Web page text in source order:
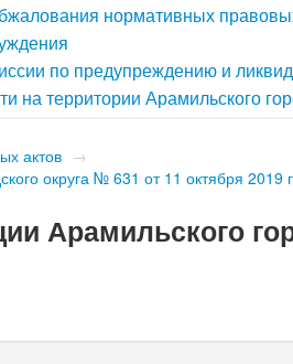
нормативных
по предупреждению и
на территории Арамильского
актов →
округа № 631 от 11 октября 2019
Арамильского